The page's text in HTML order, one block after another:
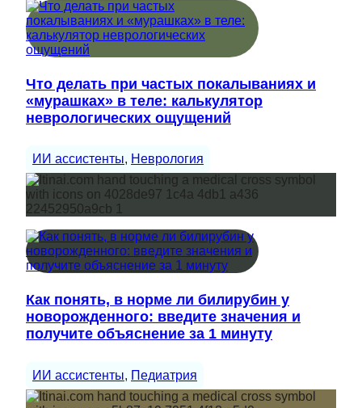
Что делать при частых покалываниях и
«мурашках» в теле: калькулятор
неврологических ощущений
ИИ ассистенты, Неврология
Как понять, в норме ли билирубин у
новорожденного: введите значения и
получите объяснение за 1 минуту
ИИ ассистенты, Педиатрия